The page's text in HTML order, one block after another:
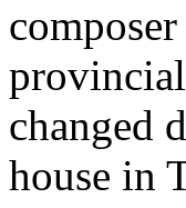
changed
house in